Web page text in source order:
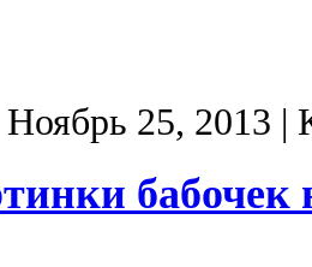
Ноябрь 25, 2013 |
бабочек